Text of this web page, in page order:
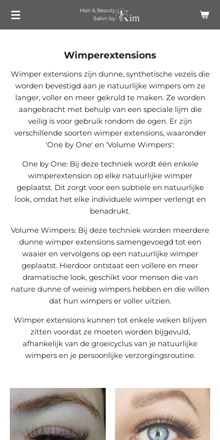
Ga
direct
Wimperextensions
Wimper extensions zijn dunne, synthetische vezels die
worden bevestigd aan je natuurlijke wimpers om ze
langer, voller en meer gekruld te maken. Ze worden
aangebracht met behulp van een speciale lijm die
veilig is voor gebruik rondom de ogen. Er zijn
verschillende soorten wimper extensions, waaronder
'One by One' en 'Volume Wimpers':
One by One: Bij deze techniek wordt één enkele
wimperextension op elke natuurlijke wimper
geplaatst. Dit zorgt voor een subtiele en natuurlijke
look, omdat het elke individuele wimper verlengt en
benadrukt.
Volume Wimpers: Bij deze techniek worden meerdere
dunne wimper extensions samengevoegd tot een
waaier en vervolgens op een natuurlijke wimper
geplaatst. Hierdoor ontstaat een vollere en meer
dramatische look, geschikt voor mensen die van
nature dunne of weinig wimpers hebben en die willen
dat hun wimpers er voller uitzien.
Wimper extensions kunnen tot enkele weken blijven
zitten voordat ze moeten worden bijgevuld,
afhankelijk van de groeicyclus van je natuurlijke
wimpers en je persoonlijke verzorgingsroutine.